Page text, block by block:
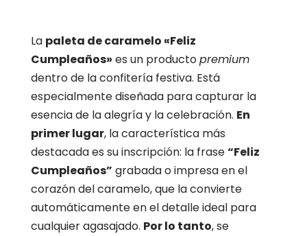
La paleta de caramelo «Feliz
Cumpleaños» es un productopremium
dentro de la confitería festiva. Está
especialmente diseñada para capturar la
esencia de la alegría y la celebración. En
primer lugar, la característica más
destacada es su inscripción: la frase“Feliz
Cumpleaños” grabada o impresa en el
corazón del caramelo, que la convierte
automáticamente en el detalle ideal para
cualquier agasajado. Por lo tanto, se